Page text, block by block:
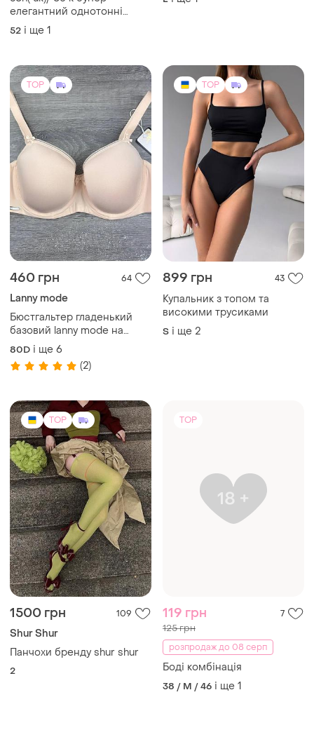
елегантний однотонні
суцільний купальник батал
на пишні груди від
52 і ще 1
TOP
460 грн 64
Lanny mode
Бюстгальтер гладенький
базовий lanny mode на
тонкому паралоні арт. 3014
🎀
80D і ще 6
(2)
TOP
899 грн 43
Купальник з топом та
високими трусиками
S і ще 2
TOP
1500 грн 109
Shur Shur
Панчохи бренду shur shur
2
TOP
119 грн 7
125 грн
розпродаж до 08 серп
Боді комбінація
38 / M / 46 і ще 1